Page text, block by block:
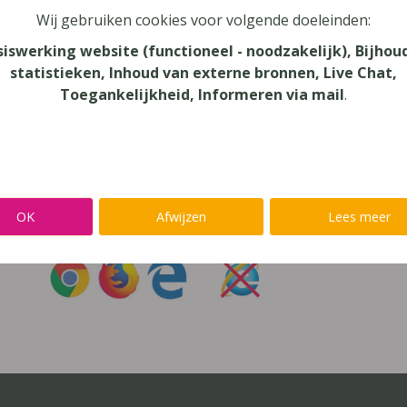
vergeten?
niet inloggen met een@lees.op-account
meteen naarAlinea,IntoWords,K3000,SprintPlus,
Wij gebruiken cookies voor volgende doeleinden:
website (functioneel - noodzakelijk),
statistieken, Inhoud van externe bronnen, Live Chat,
Toegankelijkheid, Informeren via mail.
OK Afwijzen Lees meer